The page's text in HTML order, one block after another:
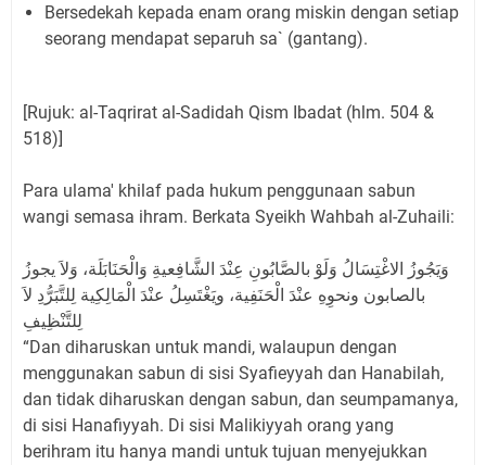
Bersedekah kepada enam orang miskin dengan setiap
seorang mendapat separuh sa` (gantang).
[Rujuk: al-Taqrirat al-Sadidah Qism Ibadat (hlm. 504 &
518)]
Para ulama' khilaf pada hukum penggunaan sabun
wangi semasa ihram. Berkata Syeikh Wahbah al-Zuhaili:
وَيَجُوزُ الاغْتِسَالُ وَلَوْ بالصَّابُونِ عِنْدَ الشَّافِعيةِ وَالْحَنَابَلَة، وَلاَ يجوزُ
بالصابون ونحوِهِ عنْدَ الْحَنَفِية، ويَغْتَسِلُ عنْدَ الْمَالِكِية لِلتَّبَرُّدِ لاَ
لِلتَّنْظِيفِ
“Dan diharuskan untuk mandi, walaupun dengan
menggunakan sabun di sisi Syafieyyah dan Hanabilah,
dan tidak diharuskan dengan sabun, dan seumpamanya,
di sisi Hanafiyyah. Di sisi Malikiyyah orang yang
berihram itu hanya mandi untuk tujuan menyejukkan